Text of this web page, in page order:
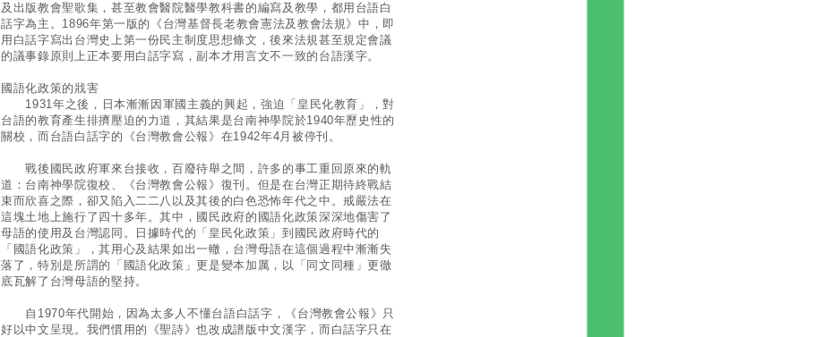
及出版教會聖歌集，甚至教會醫院醫學教科書的編寫及教學，都用台語白
話字為主。1896年第一版的《台灣基督長老教會憲法及教會法規》中，即
用白話字寫出台灣史上第一份民主制度思想條文，後來法規甚至規定會議
的議事錄原則上正本要用白話字寫，副本才用言文不一致的台語漢字。
國語化政策的戕害
1931年之後，日本漸漸因軍國主義的興起，強迫「皇民化教育」，對
台語的教育產生排擠壓迫的力道，其結果是台南神學院於1940年歷史性的
關校，而台語白話字的《台灣教會公報》在1942年4月被停刊。
戰後國民政府軍來台接收，百廢待舉之間，許多的事工重回原來的軌
道：台南神學院復校、《台灣教會公報》復刊。但是在台灣正期待終戰結
束而欣喜之際，卻又陷入二二八以及其後的白色恐怖年代之中。戒嚴法在
這塊土地上施行了四十多年。其中，國民政府的國語化政策深深地傷害了
母語的使用及台灣認同。日據時代的「皇民化政策」到國民政府時代的
「國語化政策」，其用心及結果如出一轍，台灣母語在這個過程中漸漸失
落了，特別是所謂的「國語化政策」更是變本加厲，以「同文同種」更徹
底瓦解了台灣母語的堅持。
自1970年代開始，因為太多人不懂台語白話字，《台灣教會公報》只
好以中文呈現。我們慣用的《聖詩》也改成譜版中文漢字，而白話字只在